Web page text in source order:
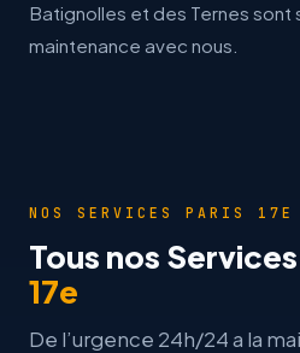
Batignolles et des Ternes sont
maintenance avec nous.
NOS SERVICES PARIS 17E
Tous nos
17e
De l’urgence 24h/24 a la